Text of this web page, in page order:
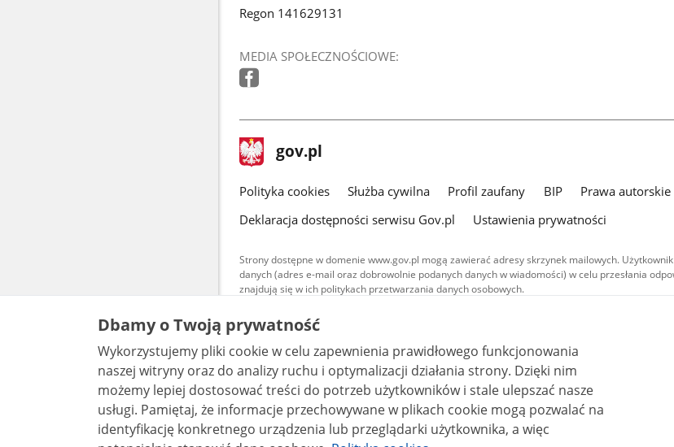
Regon 141629131
MEDIA SPOŁECZNOŚCIOWE:
stopka
gov.pl Strona
gov.pl
gov.pl
Polityka cookies Służba cywilna Profil zaufany BIP Prawa autorskie
Deklaracja dostępności serwisu Gov.pl
Ustawienia prywatności
Strony dostępne w domenie www.gov.pl mogą zawierać adresy skrzynek mailowych.
danych (adres e-mail oraz dobrowolnie podanych danych w wiadomości) w celu przesłania
znajdują się w ich politykach przetwarzania danych osobowych.
Treści tekstowe publikowane w serwisie (z wyłączeniem treści audiowizualnych), są
udostępniane na licencji typu Creative Commons: uznanie autorstwa - na tych
warunkach 4.0 (CC BY-SA 4.0). Materiały audiowizualne, w tym zdjęcia, materiały
są udostępniane na licencji typu Creative Commons: uznanie autorstwa użycie
bez utworów zależnych 4.0 (CC BY-NC-ND 4.0), o ile nie jest to stwierdzone inaczej.
Dbamy o Twoją prywatność
Wykorzystujemy pliki cookie w celu zapewnienia prawidłowego funkcjonowania
naszej witryny oraz do analizy ruchu i optymalizacji działania strony. Dzięki nim
możemy lepiej dostosować treści do potrzeb użytkowników i stale ulepszać nasze
usługi. Pamiętaj, że informacje przechowywane w plikach cookie mogą pozwalać na
identyfikację konkretnego urządzenia lub przeglądarki użytkownika, a więc